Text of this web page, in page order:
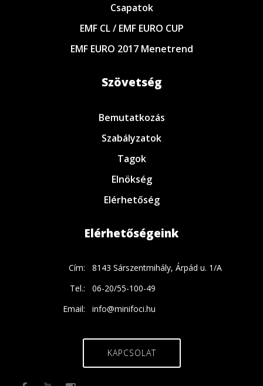
Csapatok
EMF CL / EMF EURO CUP
EMF EURO 2017 Menetrend
Szövetség
Bemutatkozás
Szabályzatok
Tagok
Elnökség
Elérhetőség
Elérhetőségeink
Cím:
8143 Sárszentmihály, Árpád u. 1/A
Tel.:
06-20/55-100-49
Email:
info@minifoci.hu
KAPCSOLAT